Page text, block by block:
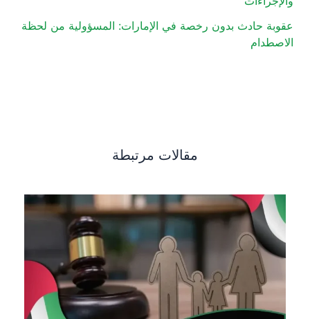
بدون رخصة في الإمارات: المسؤولية من لحظة
مقالات مرتبطة